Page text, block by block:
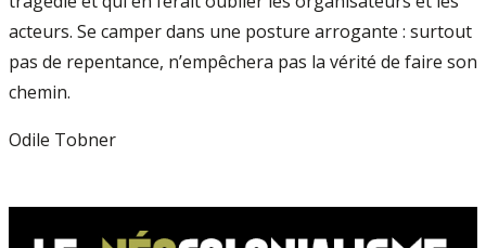
acteurs. Se camper dans une posture arrogante : surtout
pas de repentance, n’empêchera pas la vérité de faire son
chemin.
Odile Tobner